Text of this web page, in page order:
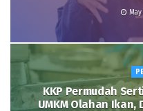
KKP Permudah
UMKM Olahan